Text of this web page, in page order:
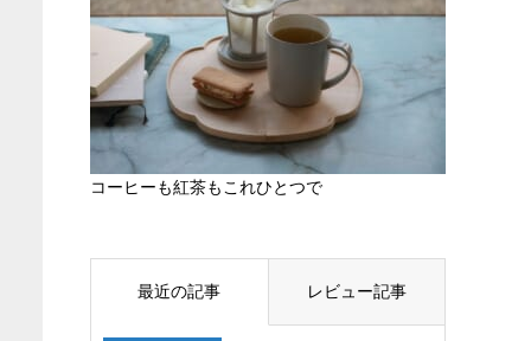
コーヒーも紅茶もこれひとつで
最近の記事 レビュー記事